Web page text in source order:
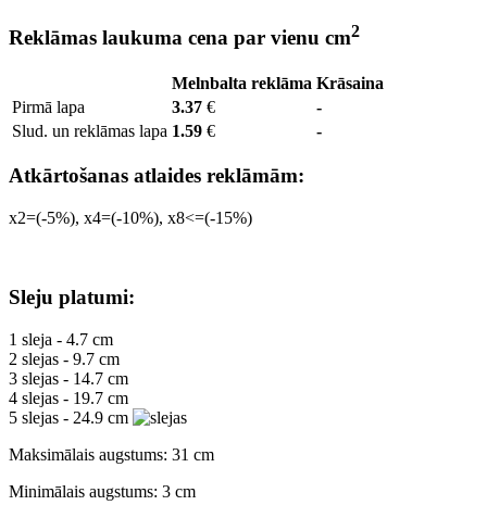
Reklāmas laukuma cena par vienu cm2
Melnbalta reklāma Krāsaina
Pirmā lapa
3.37 €
-
Slud. un reklāmas lapa 1.59 € -
Atkārtošanas atlaides reklāmām:
x2=(-5%), x4=(-10%), x8<=(-15%)
Sleju platumi:
1 sleja - 4.7 cm
2 slejas - 9.7 cm
3 slejas - 14.7 cm
4 slejas - 19.7 cm
5 slejas - 24.9 cm
Maksimālais augstums: 31 cm
Minimālais augstums: 3 cm